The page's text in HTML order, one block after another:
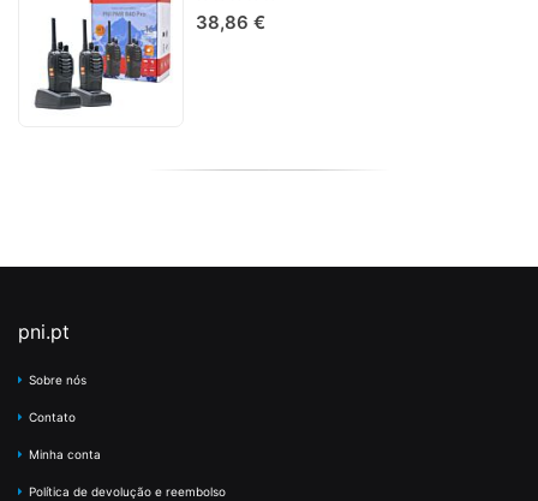
38,86 €
pni.pt
Sobre nós
Contato
Minha conta
Política de devolução e reembolso